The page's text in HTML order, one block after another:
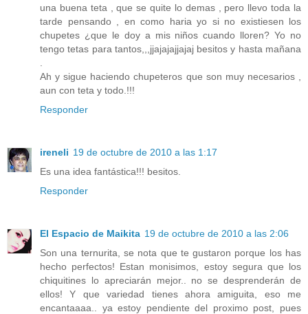
una buena teta , que se quite lo demas , pero llevo toda la
tarde pensando , en como haria yo si no existiesen los
chupetes ¿que le doy a mis niños cuando lloren? Yo no
tengo tetas para tantos,,,jjajajajjajaj besitos y hasta mañana
Ah y sigue haciendo chupeteros que son muy necesarios ,
aun con teta y todo.!!!
Responder
ireneli 19 de octubre de 2010 a las 1:17
Es una idea fantástica!!! besitos.
Responder
El Espacio de Maikita 19 de octubre de 2010 a las 2:06
Son una ternurita, se nota que te gustaron porque los has
hecho perfectos! Estan monisimos, estoy segura que los
chiquitines lo apreciarán mejor.. no se desprenderán de
ellos! Y que variedad tienes ahora amiguita, eso me
encantaaaa.. ya estoy pendiente del proximo post, pues